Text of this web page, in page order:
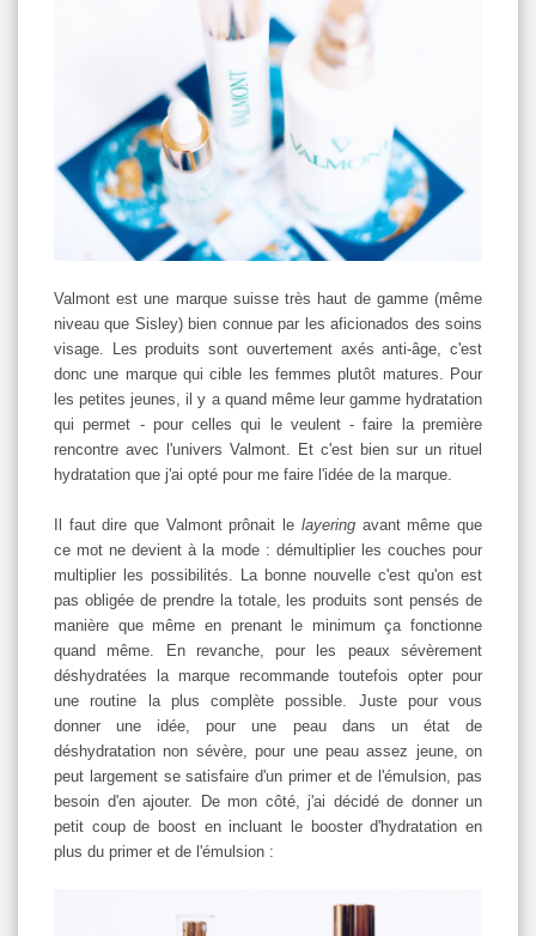
Valmont est une marque suisse très haut de gamme (même
niveau que Sisley) bien connue par les aficionados des soins
visage. Les produits sont ouvertement axés anti-âge, c'est
donc une marque qui cible les femmes plutôt matures. Pour
les petites jeunes, il y a quand même leur gamme hydratation
qui permet - pour celles qui le veulent - faire la première
rencontre avec l'univers Valmont. Et c'est bien sur un rituel
hydratation que j'ai opté pour me faire l'idée de la marque.
Il faut dire que Valmont prônait le layeringavant même que
ce mot ne devient à la mode : démultiplier les couches pour
multiplier les possibilités. La bonne nouvelle c'est qu'on est
pas obligée de prendre la totale, les produits sont pensés de
manière que même en prenant le minimum ça fonctionne
quand même. En revanche, pour les peaux sévèrement
déshydratées la marque recommande toutefois opter pour
une routine la plus complète possible. Juste pour vous
donner une idée, pour une peau dans un état de
déshydratation non sévère, pour une peau assez jeune, on
peut largement se satisfaire d'un primer et de l'émulsion, pas
besoin d'en ajouter. De mon côté, j'ai décidé de donner un
petit coup de boost en incluant le booster d'hydratation en
plus du primer et de l'émulsion :